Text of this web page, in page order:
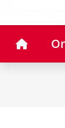
Home